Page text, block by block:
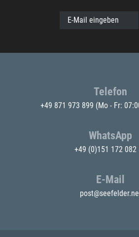
E-Mail eingeben
Telefon
+49 871 973 899 (Mo - Fr:
WhatsApp
+49 (0)151 172 082
E-Mail